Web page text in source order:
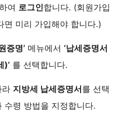
여 로그인합니다. (회원가입
면 미리 가입해야 합니다.)
증명’ 메뉴에서 ‘납세증명서
)’ 를 선택합니다.
라 지방세 납세증명서 를 선택
수령 방법을 지정합니다.